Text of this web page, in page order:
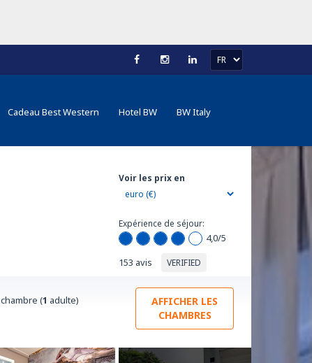
Cadeau Best Western Hotel BW BW Italy
Voir les prix en
Expérience de séjour:
4,0/5
153 avis
VERIFIED
chambre (1 adulte)
AFFICHER LES
CHAMBRES